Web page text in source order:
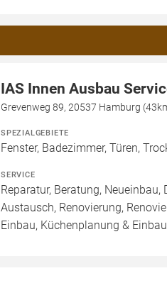
IAS Innen Ausbau
Grevenweg 89, 20537 Hamburg
SPEZIALGEBIETE
Fenster, Badezimmer, Türen,
SERVICE
Reparatur, Beratung,
Austausch, Renovierung,
Einbau, Küchenplanung &